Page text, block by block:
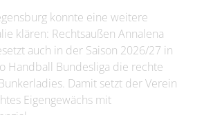
konnte eine weitere
klären: Rechtsaußen Annalena
auch in der Saison 2026/27 in
Handball Bundesliga die rechte
Damit setzt der Verein
Eigengewächs mit